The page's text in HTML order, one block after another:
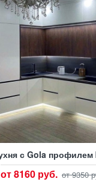
с Gola
от 8160 руб. от 9350